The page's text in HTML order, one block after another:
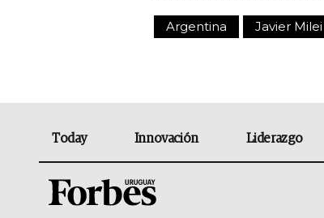
Argentina Javier Milei
Today Innovación Liderazgo